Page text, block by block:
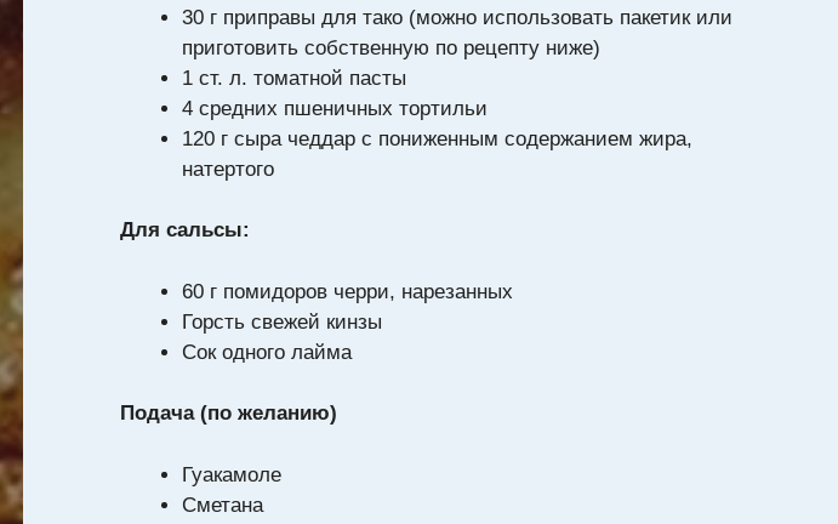
30 г приправы для тако (можно использовать пакетик или
приготовить собственную по рецепту ниже)
1 ст. л. томатной пасты
4 средних пшеничных тортильи
120 г сыра чеддар с пониженным содержанием жира,
натертого
Для сальсы:
60 г помидоров черри, нарезанных
Горсть свежей кинзы
Сок одного лайма
Подача (по желанию)
Гуакамоле
Сметана